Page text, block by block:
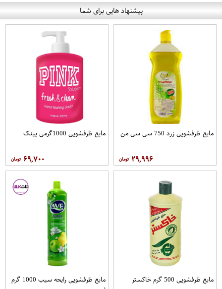
پیشنهاد هایی برای شما
مایع ظرفشویی زرد 750 سی سی من
۲۹,۹۹۶
مایع ظرفشویی 1000گرمی پینک
۶۹,۷۰۰
مایع ظرفشویی 500 گرم خاکستر
مایع ظرفشویی رایحه سیب 1000 گرم